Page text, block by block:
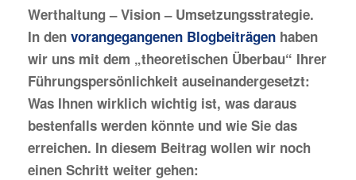
Werthaltung – Vision – Umsetzungsstrategie.
In den vorangegangenen Blogbeiträgen haben
wir uns mit dem „theoretischen Überbau“ Ihrer
Führungspersönlichkeit auseinandergesetzt:
Was Ihnen wirklich wichtig ist, was daraus
bestenfalls werden könnte und wie Sie das
erreichen. In diesem Beitrag wollen wir noch
einen Schritt weiter gehen: